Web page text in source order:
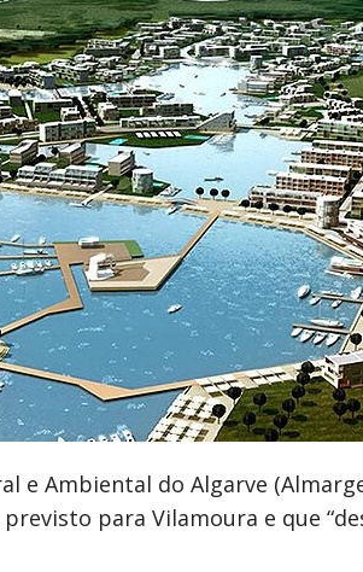
e Ambiental do Algarve
para Vilamoura e que